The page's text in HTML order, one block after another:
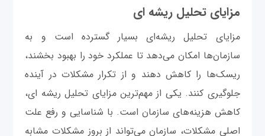
مزایای تحلیل ریشه ای
مزایای تحلیل ریشه‌ای بسیار گسترده است و به
سازمان‌ها امکان می‌دهد تا عملکرد خود را بهبود بخشند،
ریسک‌ها را کاهش دهند و از تکرار مشکلات در آینده
جلوگیری کنند. یکی از مهم‌ترین مزایای تحلیل ریشه ای،
کاهش هزینه‌های سازمان است. با شناسایی و رفع علت
اصلی مشکلات، سازمان می‌تواند از بروز مشکلات مشابه